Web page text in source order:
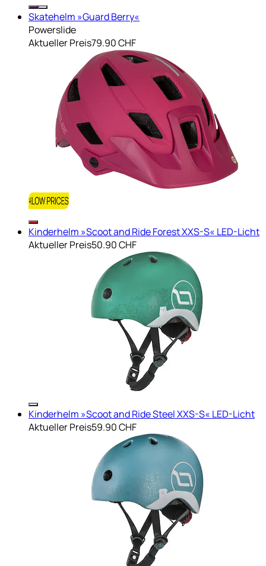
Skatehelm »Guard Berry«
Powerslide
Aktueller Preis79.90 CHF
Kinderhelm »Scoot and Ride Forest XXS-S« LED-Licht
Aktueller Preis50.90 CHF
Kinderhelm »Scoot and Ride Steel XXS-S« LED-Licht
Aktueller Preis59.90 CHF